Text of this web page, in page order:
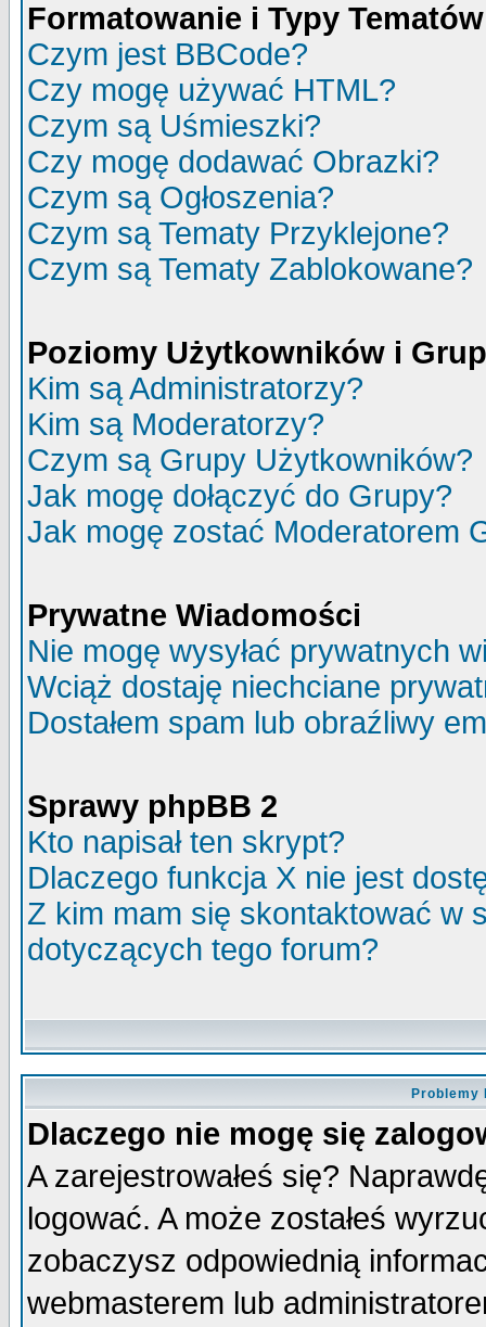
Formatowanie i Typy Tematów
Czym jest BBCode?
Czy mogę używać HTML?
Czym są Uśmieszki?
Czy mogę dodawać Obrazki?
Czym są Ogłoszenia?
Czym są Tematy Przyklejone?
Czym są Tematy Zablokowane?
Poziomy Użytkowników i
Kim są Administratorzy?
Kim są Moderatorzy?
Czym są Grupy Użytkowników?
Jak mogę dołączyć do Grupy?
Jak mogę zostać Moderatorem
Prywatne Wiadomości
Nie mogę wysyłać prywatnych
Wciąż dostaję niechciane
Dostałem spam lub obraźliwy
Sprawy phpBB 2
Kto napisał ten skrypt?
Dlaczego funkcja X nie jest
Z kim mam się skontaktować w
dotyczących tego forum?
Problemy
Dlaczego nie mogę się
A zarejestrowałeś się?
logować. A może zostałeś
zobaczysz odpowiednią
webmasterem lub